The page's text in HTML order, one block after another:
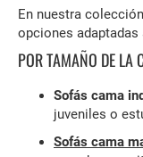
En nuestra
opciones
POR TAMAÑO DE LA
Sofás cama
juveniles o
Sofás cama